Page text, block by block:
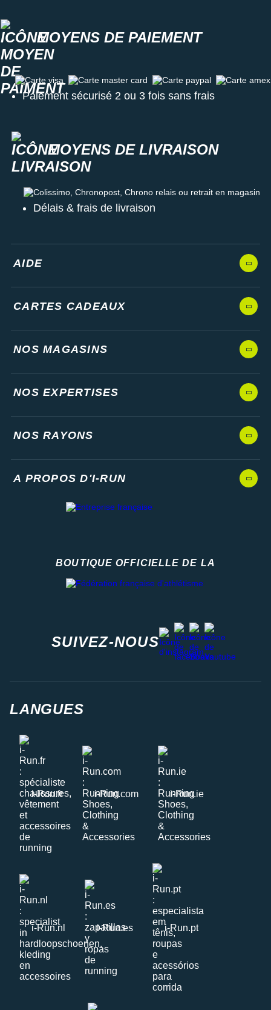
MOYENS DE PAIEMENT
Carte visa Carte master card Carte paypal Carte amex
Paiement sécurisé 2 ou 3 fois sans frais
MOYENS DE LIVRAISON
Colissimo, Chronopost, Chrono relais ou retrait en magasin
Délais & frais de livraison
AIDE
CARTES CADEAUX
NOS MAGASINS
NOS EXPERTISES
NOS RAYONS
A PROPOS D'I-RUN
BOUTIQUE OFFICIELLE DE LA
SUIVEZ-NOUS
instagram
facebook
stravayoutube
LANGUES
i-Run.fr i-Run.com i-Run.ie
i-Run.nl i-Run.es i-Run.pt